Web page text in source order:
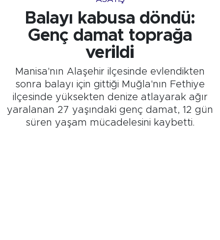
Balayı kabusa döndü:
Genç damat toprağa
verildi
Manisa'nın Alaşehir ilçesinde evlendikten
sonra balayı için gittiği Muğla'nın Fethiye
ilçesinde yüksekten denize atlayarak ağır
yaralanan 27 yaşındaki genç damat, 12 gün
süren yaşam mücadelesini kaybetti.
Son Dakika Haberleri